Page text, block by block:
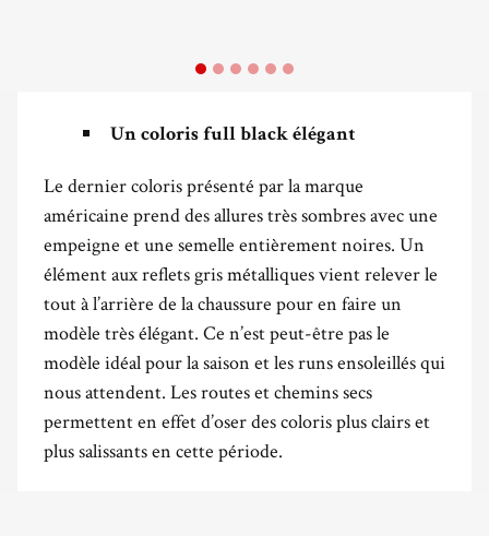
Un coloris full black élégant
Le dernier coloris présenté par la marque
américaine prend des allures très sombres avec une
empeigne et une semelle entièrement noires. Un
élément aux reflets gris métalliques vient relever le
tout à l’arrière de la chaussure pour en faire un
modèle très élégant. Ce n’est peut-être pas le
modèle idéal pour la saison et les runs ensoleillés qui
nous attendent. Les routes et chemins secs
permettent en effet d’oser des coloris plus clairs et
plus salissants en cette période.